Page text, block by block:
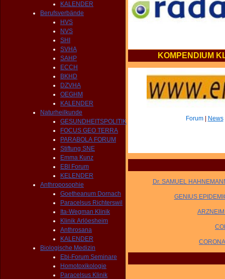
KALENDER
Berufsverbände
HVS
NVS
SHI
SVHA
SAHP
ECCH
BKHD
DZVHA
OEGHM
KALENDER
Naturheilkunde
GESUNDHEITSPOLITIK
FOCUS GEO TERRA
PARABOLA FORUM
Stiftung SNE
Emma Kunz
EBI Forum
KELENDER
Anthroposophie
Goetheanum Dornach
Paracelsus Richterswil
Ita-Wegman Klinik
Klinik Arlöesheim
Anthrosana
KALENDER
Biologische Medizin
Ebi-Forum Seminare
Homotoxikologie
Paracelsus Klinik
KOMPENDIUM
Forum| News
Dr. SAMUEL
GENIUS